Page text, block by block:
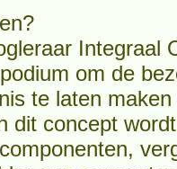
Integraal
om de
te laten
dit concept